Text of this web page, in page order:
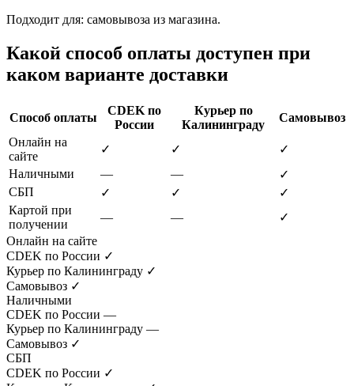
Подходит для: самовывоза из магазина.
Какой способ оплаты доступен при
каком варианте доставки
Способ оплаты
CDEK по
России
Курьер по
Калининграду
Самовывоз
Онлайн на
сайте
✓ ✓
✓
Наличными
— —
✓
СБП
✓ ✓
✓
Картой при
получении
— —
✓
Онлайн на сайте
CDEK по России ✓
Курьер по Калининграду ✓
Самовывоз ✓
Наличными
CDEK по России —
Курьер по Калининграду —
Самовывоз ✓
СБП
CDEK по России ✓